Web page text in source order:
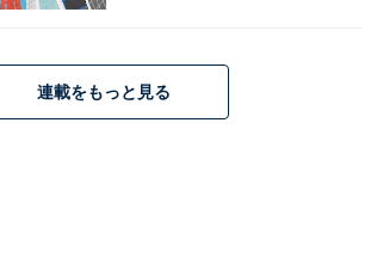
連載をもっと見る